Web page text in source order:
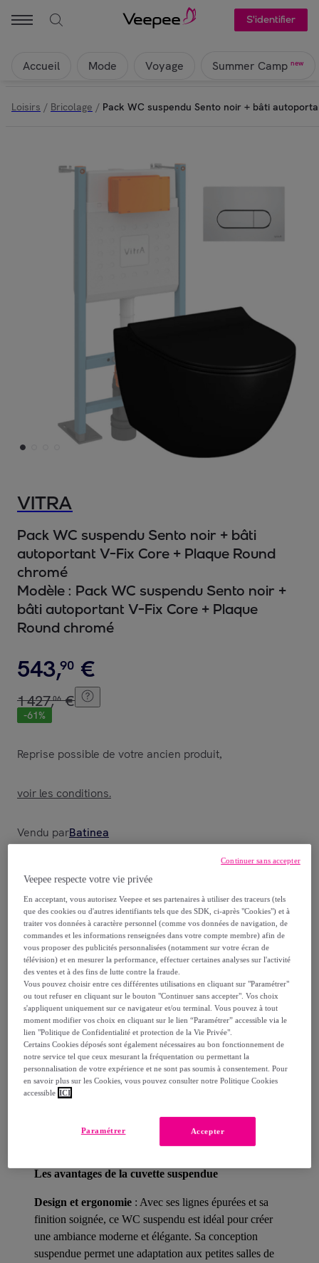
S'identifier
Accueil Mode Voyage Summer Camp new
Loisirs / Bricolage / Pack WC suspendu Sento noir + bâti
VITRA
Pack WC suspendu Sento noir + bâti
autoportant V-Fix Core + Plaque Round
chromé
Modèle : Pack WC suspendu Sento noir +
bâti autoportant V-Fix Core + Plaque
Round chromé
543,90 €
1427,06 €
-61%
Reprise possible de votre ancien produit,
voir les conditions.
Vendu parBatinea
Livraison
Livraison offerte par la marque
Livraison estimée: entre le10/08
Comment ça marche ?
Détails sur votre produit
Les avantages de la cuvette suspendue
Design et ergonomie : Avec ses lignes épurées et sa
finition soignée, ce WC suspendu est idéal pour créer
une ambiance moderne et élégante. Sa conception
suspendue permet une adaptation aux petites salles de
Veepee respecte votre vie privée
En acceptant, vous autorisez Veepee et ses partenaires à utiliser des traceurs (tels
que des cookies ou d'autres identifiants tels que des SDK, ci-après "Cookies") et à
traiter vos données à caractère personnel (comme vos données de navigation, de
commandes et les informations renseignées dans votre compte membre) afin de
vous proposer des publicités personnalisées (notamment sur votre écran de
télévision) et en mesurer la performance, effectuer certaines analyses sur l'activité
des ventes et à des fins de lutte contre la fraude.
Vous pouvez choisir entre ces différentes utilisations en cliquant sur "Paramétrer"
ou tout refuser en cliquant sur le bouton "Continuer sans accepter". Vos choix
s'appliquent uniquement sur ce navigateur et/ou terminal. Vous pouvez à tout
moment modifier vos choix en cliquant sur le lien “Paramétrer” accessible via le
lien "Politique de Confidentialité et protection de la Vie Privée".
Certains Cookies déposés sont également nécessaires au bon fonctionnement de
notre service tel que ceux mesurant la fréquentation ou permettant la
personnalisation de votre expérience et ne sont pas soumis à consentement. Pour
en savoir plus sur les Cookies, vous pouvez consulter notre Politique Cookies
accessible ICI
Accepter
Paramétrer
Continuer sans accepter